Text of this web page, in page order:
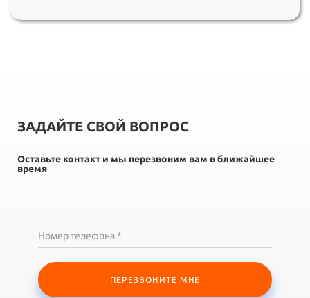
ЗАДАЙТЕ СВОЙ ВОПРОС
Оставьте контакт и мы перезвоним вам в ближайшее
время
Номер телефона *
ПЕРЕЗВОНИТЕ МНЕ